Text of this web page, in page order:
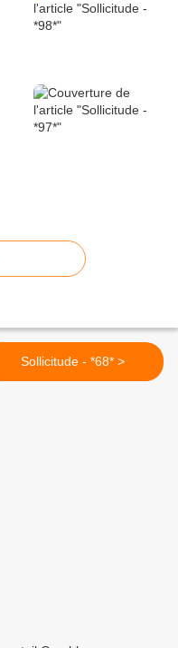
Sollicitude - *68* >